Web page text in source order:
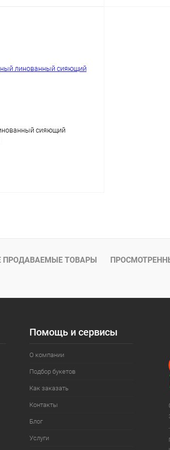
Подписаться
сияющий
ПРОДАВАЕМЫЕ ТОВАРЫ
Помощь и сервисы
О компании
Подбор букетов
Как заказать
Контакты
Блог
Услуги